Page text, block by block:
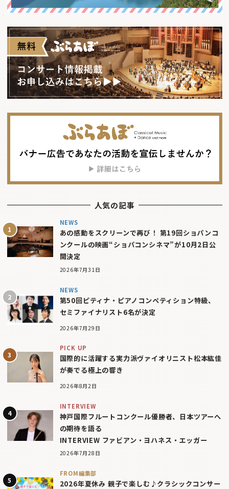
人気の記事
NEWS
あの感動をスクリーンで再び！ 第19回ショパンコ
ンクールの映画“ショパコンシネマ”が10月2日公
開決定
2026年7月31日
NEWS
第50回ピティナ・ピアノコンペティション特級、
セミファイナリスト6名が決定
2026年7月29日
PICK UP
国際的に活躍する実力派ヴァイオリニスト松本紘佳
が奏でる極上の響き
2026年8月2日
INTERVIEW
神戸国際フルートコンクール優勝者、日本ツアーへ
の期待を語る
INTERVIEW ファビアン・ヨハネス・エッガー
2026年7月28日
FROM編集部
2026年夏休み 親子で楽しむ♪クラシックコンサー